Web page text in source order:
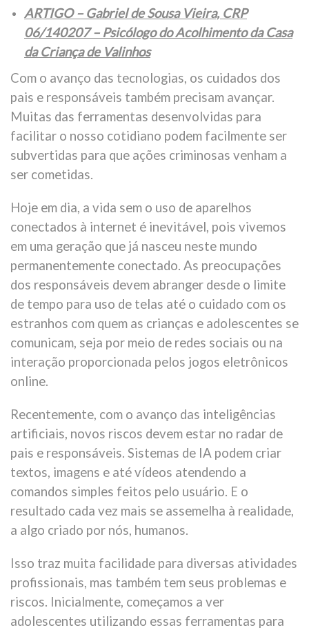
ARTIGO – Gabriel de Sousa Vieira, CRP
06/140207 – Psicólogo do Acolhimento da Casa
da Criança de Valinhos
Com o avanço das tecnologias, os cuidados dos
pais e responsáveis também precisam avançar.
Muitas das ferramentas desenvolvidas para
facilitar o nosso cotidiano podem facilmente ser
subvertidas para que ações criminosas venham a
ser cometidas.
Hoje em dia, a vida sem o uso de aparelhos
conectados à internet é inevitável, pois vivemos
em uma geração que já nasceu neste mundo
permanentemente conectado. As preocupações
dos responsáveis devem abranger desde o limite
de tempo para uso de telas até o cuidado com os
estranhos com quem as crianças e adolescentes se
comunicam, seja por meio de redes sociais ou na
interação proporcionada pelos jogos eletrônicos
online.
Recentemente, com o avanço das inteligências
artificiais, novos riscos devem estar no radar de
pais e responsáveis. Sistemas de IA podem criar
textos, imagens e até vídeos atendendo a
comandos simples feitos pelo usuário. E o
resultado cada vez mais se assemelha à realidade,
a algo criado por nós, humanos.
Isso traz muita facilidade para diversas atividades
profissionais, mas também tem seus problemas e
riscos. Inicialmente, começamos a ver
adolescentes utilizando essas ferramentas para